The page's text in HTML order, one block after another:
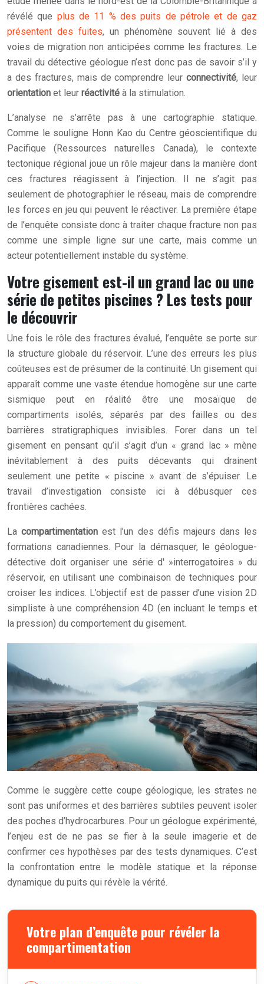
révélé que plus de 11 % des puits de pétrole et de gaz
présentent des fuites, un phénomène souvent lié à des
voies de migration non anticipées comme les fractures. Le
travail du détective géologue n’est donc pas de savoir s’il y
a des fractures, mais de comprendre leurconnectivité, leur
orientation et leur réactivité à la stimulation.
L’analyse ne s’arrête pas à une cartographie statique.
Comme le souligne Honn Kao du Centre géoscientifique du
Pacifique (Ressources naturelles Canada), le contexte
tectonique régional joue un rôle majeur dans la manière dont
ces fractures réagissent à l’injection. Il ne s’agit pas
seulement de photographier le réseau, mais de comprendre
les forces en jeu qui peuvent le réactiver. La première étape
de l’enquête consiste donc à traiter chaque fracture non pas
comme une simple ligne sur une carte, mais comme un
acteur potentiellement instable du système.
Votre gisement est-il un grand lac ou une
série de petites piscines ? Les tests pour
le découvrir
Une fois le rôle des fractures évalué, l’enquête se porte sur
la structure globale du réservoir. L’une des erreurs les plus
coûteuses est de présumer de la continuité. Un gisement qui
apparaît comme une vaste étendue homogène sur une carte
sismique peut en réalité être une mosaïque de
compartiments isolés, séparés par des failles ou des
barrières stratigraphiques invisibles. Forer dans un tel
gisement en pensant qu’il s’agit d’un « grand lac » mène
inévitablement à des puits décevants qui drainent
seulement une petite « piscine » avant de s’épuiser. Le
travail d’investigation consiste ici à débusquer ces
frontières cachées.
Lacompartimentation est l’un des défis majeurs dans les
formations canadiennes. Pour la démasquer, le géologue-
détective doit organiser une série d' »interrogatoires » du
réservoir, en utilisant une combinaison de techniques pour
croiser les indices. L’objectif est de passer d’une vision 2D
simpliste à une compréhension 4D (en incluant le temps et
la pression) du comportement du gisement.
Comme le suggère cette coupe géologique, les strates ne
sont pas uniformes et des barrières subtiles peuvent isoler
des poches d’hydrocarbures. Pour un géologue expérimenté,
l’enjeu est de ne pas se fier à la seule imagerie et de
confirmer ces hypothèses par des tests dynamiques. C’est
la confrontation entre le modèle statique et la réponse
dynamique du puits qui révèle la vérité.
Votre plan d’enquête pour révéler la
compartimentation